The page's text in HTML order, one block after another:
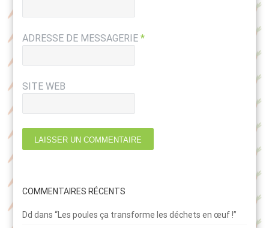
ADRESSE DE MESSAGERIE*
SITE WEB
COMMENTAIRES RÉCENTS
Dd dans“Les poules ça transforme les déchets en œuf !”